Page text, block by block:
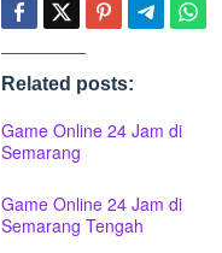
Related posts:
Game Online 24 Jam di
Semarang
Game Online 24 Jam di
Semarang Tengah